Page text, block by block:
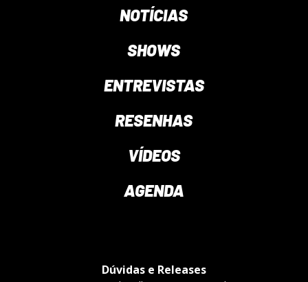
NOTÍCIAS
SHOWS
ENTREVISTAS
RESENHAS
VÍDEOS
AGENDA
Dúvidas e Releases